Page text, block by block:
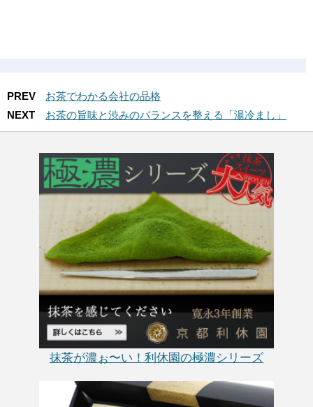
PREV
お茶でわかる会社の品格
NEXT
お茶の旨味と渋みのバランスを整える「湯冷まし」
抹茶が濃ぉ〜い！利休園の極濃シリーズ